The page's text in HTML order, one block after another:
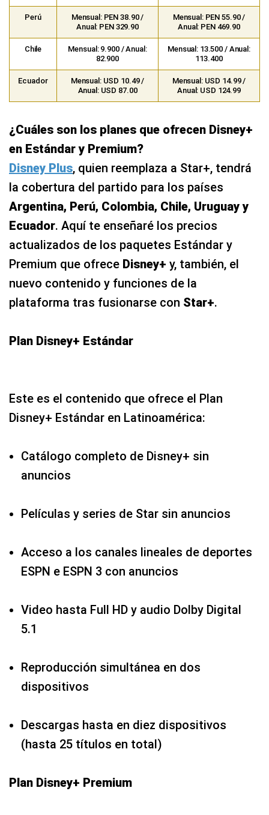
Perú
Mensual: PEN 38.90 /
Anual: PEN 329.90
Mensual: PEN 55.90 /
Anual: PEN 469.90
Chile
Mensual: 9.900 / Anual:
82.900
Mensual: 13.500 / Anual:
113.400
Ecuador
Mensual: USD 10.49 /
Anual: USD 87.00
Mensual: USD 14.99 /
Anual: USD 124.99
¿Cuáles son los planes que ofrecen Disney+
en Estándar y Premium?
Disney Plus, quien reemplaza a Star+, tendrá
la cobertura del partido para los países
Argentina, Perú, Colombia, Chile, Uruguay y
Ecuador. Aquí te enseñaré los precios
actualizados de los paquetes Estándar y
Premium que ofrece Disney+ y, también, el
nuevo contenido y funciones de la
plataforma tras fusionarse con Star+.
Plan Disney+ Estándar
Este es el contenido que ofrece el Plan
Disney+ Estándar en Latinoamérica:
Catálogo completo de Disney+ sin
anuncios
Películas y series de Star sin anuncios
Acceso a los canales lineales de deportes
ESPN e ESPN 3 con anuncios
Video hasta Full HD y audio Dolby Digital
5.1
Reproducción simultánea en dos
dispositivos
Descargas hasta en diez dispositivos
(hasta 25 títulos en total)
Plan Disney+ Premium